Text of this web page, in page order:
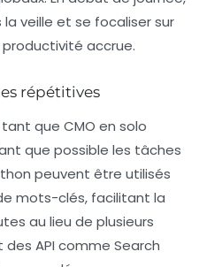
veille et se focaliser sur
accrue.
répétitives
que CMO en solo
que possible les tâches
peuvent être utilisés
mots-clés, facilitant la
au lieu de plusieurs
API comme Search